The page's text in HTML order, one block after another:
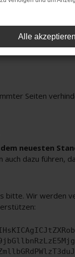
Seiten
neuesten
dazu führen,
Wir werden
Alle akzeptieren